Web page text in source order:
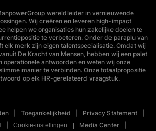
wereldleider in vernieuwende
Wij creëren en leveren high-impact
helpen we organisaties hun zakelijke doelen te
te verbeteren. Onder de paraplu van
elk merk zijn eigen talentspecialisatie. Omdat wij
De Kracht van Mensen, hebben wij een palet
operationele antwoorden en weten wij onze
manier te verbinden. Onze totaalpropositie
op elk HR-gerelateerd vraagstuk.
Toegankelijkheid
Privacy Statement
Cookie-instellingen Media Center